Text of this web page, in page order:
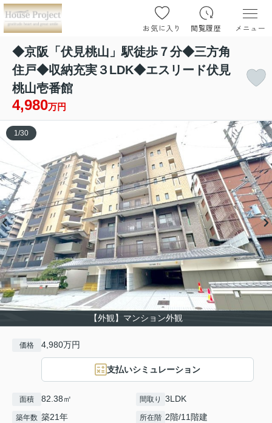
お気に入り 閲覧履歴 メニュー
◆京阪「伏見桃山」駅徒歩７分◆三方角
住戸◆収納充実３LDK◆エスリード伏見
桃山壱番館
4,980万円
【外観】マンション外観
1 /30
価格 4,980万円
支払いシミュレーション
面積 82.38㎡ 間取り 3LDK
築年数 築21年 所在階 2階/11階建